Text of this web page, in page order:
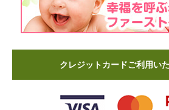
クレジットカードご利用い